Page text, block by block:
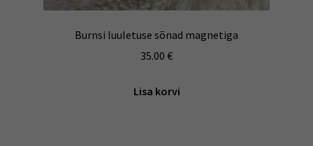
Burnsi luuletuse sõnad magnetiga
35.00 €
Lisa korvi